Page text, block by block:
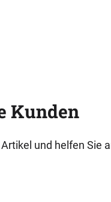
Kunden
und helfen Sie